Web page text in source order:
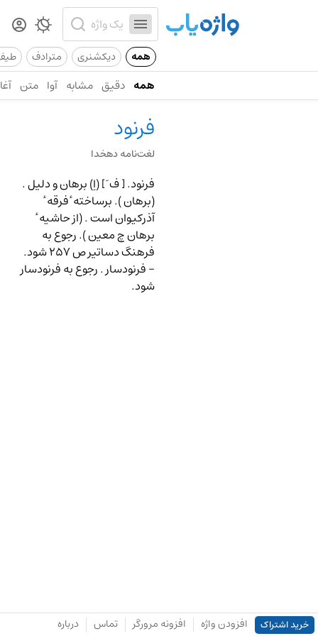
همه دیکشنری مترادف
همه دقیق مشابه آوا متن
فرنود
لغت‌نامه دهخدا
فرنود.[ ف َ ] (اِ) برهان و دلیل .
(برهان ). برساخته ٔ فرقه ٔ
آذرکیوان است . (از حاشیه ٔ
برهان چ معین ). رجوع به
فرهنگ دساتیر ص257شود.
-فرنودسار. رجوع به فرنودسار
شود.
خرید اشتراک افزودن واژه افزونه مرورگر تماس درباره